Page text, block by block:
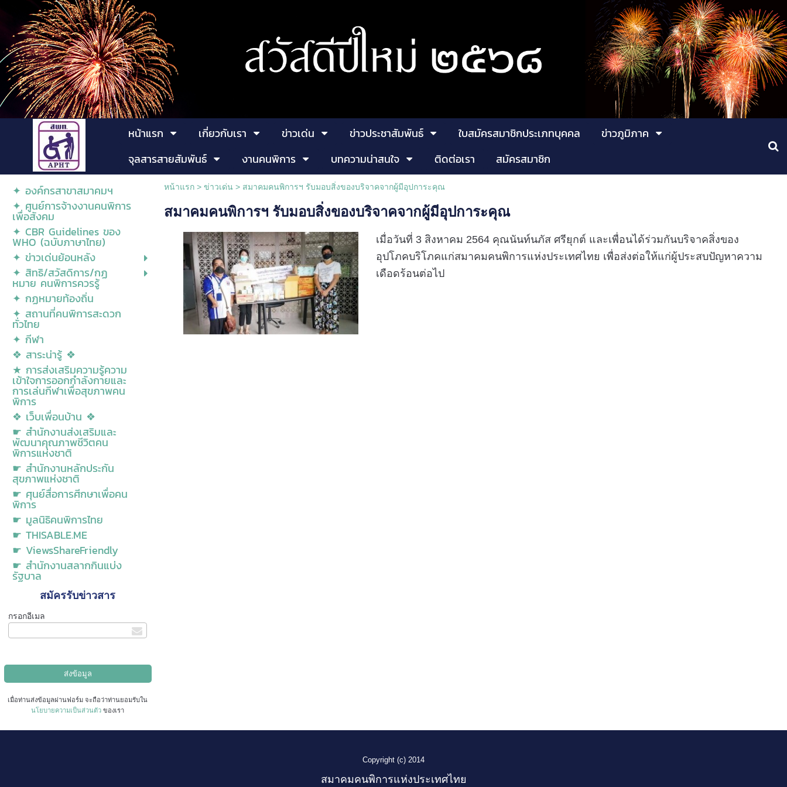
หน้าแรก เกี่ยวกับเรา ข่าวเด่น ข่าวประชาสัมพันธ์ ใบสมัครสมาชิกประเภทบุคคล
ข่าวภูมิภาค
จุลสารสายสัมพันธ์
งานคนพิการ บทความน่าสนใจ ติดต่อเรา
สมัครสมาชิก
✦ องค์กรสาขาสมาคมฯ
✦ ศูนย์การจ้างงานคนพิการ
เพื่อสังคม
✦ CBR Guidelines ของ
WHO (ฉบับภาษาไทย)
✦ ข่าวเด่นย้อนหลัง
✦ สิทธิ/สวัสดิการ/กฏ
หมาย คนพิการควรรู้
✦ กฏหมายท้องถิ่น
✦ สถานที่คนพิการสะดวก
ทั่วไทย
✦ กีฬา
❖ สาระน่ารู้ ❖
★ การส่งเสริมความรู้ความ
เข้าใจการออกกำลังกายและ
การเล่นกีฬาเพื่อสุขภาพคน
พิการ
❖ เว็บเพื่อนบ้าน ❖
☛ สำนักงานส่งเสริมและ
พัฒนาคุณภาพชีวิตคน
พิการแห่งชาติ
☛ สำนักงานหลักประกัน
สุขภาพแห่งชาติ
☛ ศุนย์สื่อการศีกษาเพื่อคน
พิการ
☛ มูลนิธิคนพิการไทย
☛ THISABLE.ME
☛ ViewsShareFriendly
☛ สำนักงานสลากกินแบ่ง
รัฐบาล
สมัครรับข่าวสาร
กรอกอีเมล
เมื่อท่านส่งข้อมูลผ่านฟอร์ม จะถือว่าท่านยอมรับใน
นโยบายความเป็นส่วนตัว ของเรา
หน้าแรก> ข่าวเด่น > สมาคมคนพิการฯ รับมอบสิ่งของบริจาคจากผู้มีอุปการะคุณ
สมาคมคนพิการฯ รับมอบสิ่งของบริจาคจากผู้มีอุปการะคุณ
เมื่อวันที่ 3 สิงหาคม 2564 คุณนันท์นภัส ศรียุกต์ และเพื่อนได้ร่วมกันบริจาคสิ่งของ
อุปโภคบริโภคแก่สมาคมคนพิการแห่งประเทศไทย เพื่อส่งต่อให้แก่ผู้ประสบปัญหาความ
เดือดร้อนต่อไป
Copyright (c) 2014
สมาคมคนพิการแห่งประเทศไทย